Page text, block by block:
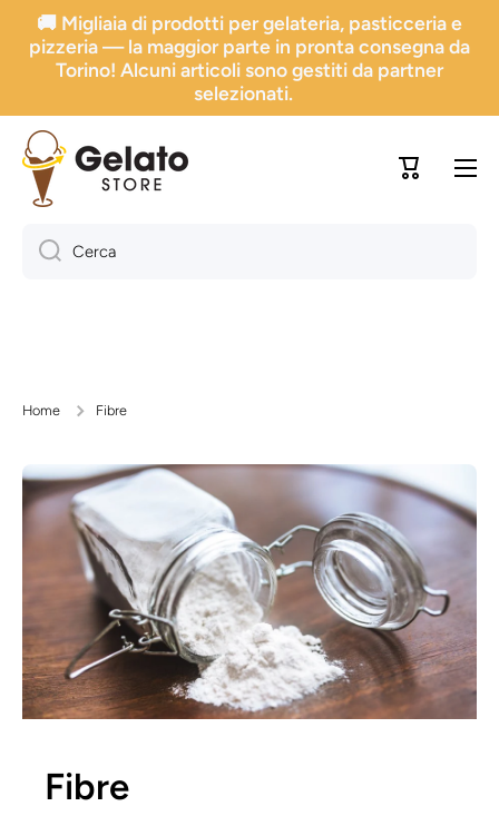
Vai direttamente ai contenuti
🚚 Migliaia di prodotti per gelateria, pasticceria e
pizzeria — la maggior parte in pronta consegna da
Torino! Alcuni articoli sono gestiti da partner
selezionati.
Carrello
Cerca
Home Fibre
Fibre